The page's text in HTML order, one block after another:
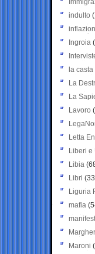
indulto
Ingroia
la casta
La
La
Lavoro
Letta
Liberi e
Libia
Libri
Liguria
mafia
Maroni